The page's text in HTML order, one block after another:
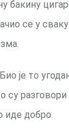
бакину
се у
је то
су
иде добро.